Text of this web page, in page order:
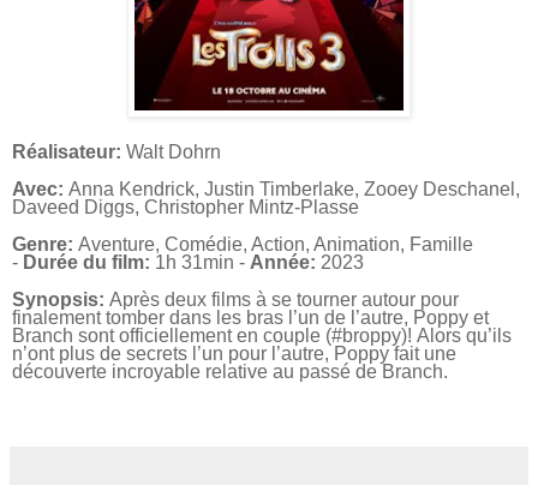
Réalisateur: Walt Dohrn
Avec: Anna Kendrick, Justin Timberlake, Zooey Deschanel,
Daveed Diggs, Christopher Mintz-Plasse
Genre: Aventure, Comédie, Action, Animation, Famille
- Durée du film: 1h 31min - Année: 2023
Synopsis: Après deux films à se tourner autour pour
finalement tomber dans les bras l’un de l’autre, Poppy et
Branch sont officiellement en couple (#broppy)! Alors qu’ils
n’ont plus de secrets l’un pour l’autre, Poppy fait une
découverte incroyable relative au passé de Branch.